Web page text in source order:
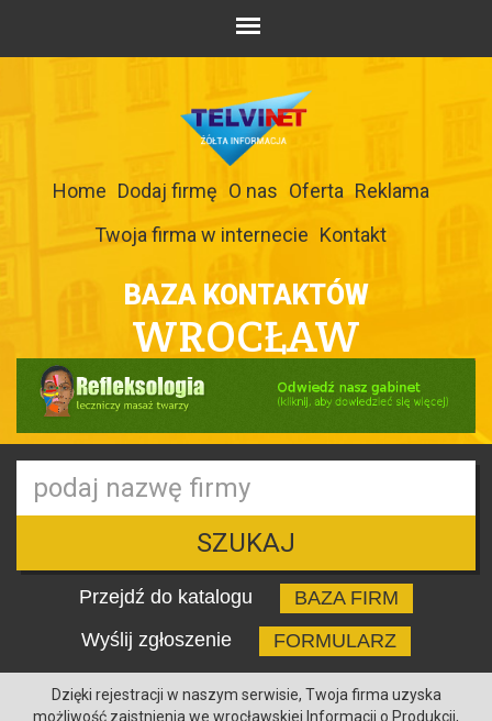
Home Dodaj firmę O nas Oferta Reklama
Twoja firma w internecie Kontakt
BAZA KONTAKTÓW
WROCŁAW
SZUKAJ
Przejdź do katalogu
BAZA FIRM
Wyślij zgłoszenie
FORMULARZ
Dzięki rejestracji w naszym serwisie, Twoja firma uzyska
możliwość zaistnienia we wrocławskiej Informacji o Produkcji,